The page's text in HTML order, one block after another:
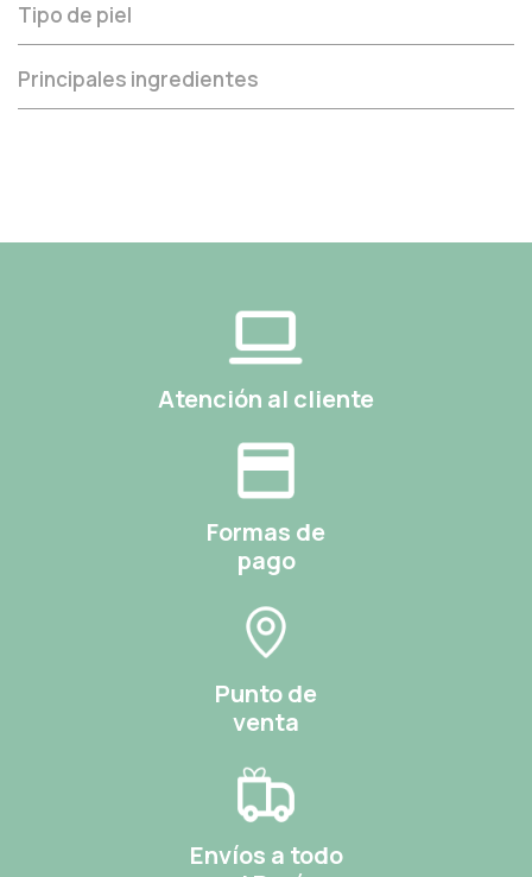
Tipo de piel
Principales ingredientes
Atención al cliente
Formas de
pago
Punto de
venta
Envíos a todo